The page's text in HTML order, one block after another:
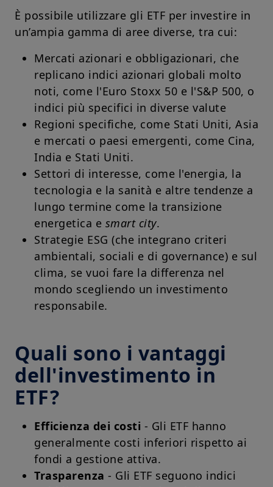
È possibile utilizzare gli ETF per investire in
un’ampia gamma di aree diverse, tra cui:
Mercati azionari e obbligazionari, che
replicano indici azionari globali molto
noti, come l'Euro Stoxx 50 e l'S&P 500, o
indici più specifici in diverse valute
Regioni specifiche, come Stati Uniti, Asia
e mercati o paesi emergenti, come Cina,
India e Stati Uniti.
Settori di interesse, come l'energia, la
tecnologia e la sanità e altre tendenze a
lungo termine come la transizione
energetica e smart city.
Strategie ESG (che integrano criteri
ambientali, sociali e di governance) e sul
clima, se vuoi fare la differenza nel
mondo scegliendo un investimento
responsabile.
Quali sono i vantaggi
dell'investimento in
ETF?
Efficienza dei costi - Gli ETF hanno
generalmente costi inferiori rispetto ai
fondi a gestione attiva.
Trasparenza - Gli ETF seguono indici